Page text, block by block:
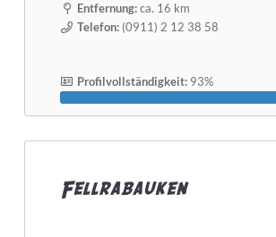
Entfernung:ca. 16 km
Telefon:(0911) 2 12 38 58
Profilvollständigkeit:93%
Fellrabauken